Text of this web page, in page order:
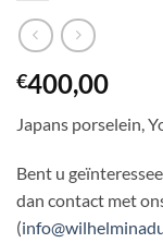
€400,00
Japans porselein,
Bent u
dan contact met
(